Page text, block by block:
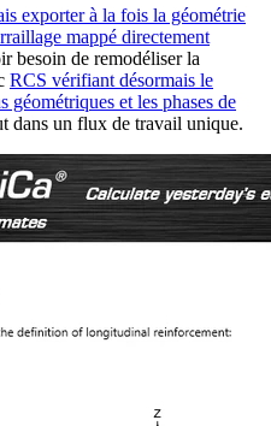
exporter à la fois la géométrie
mappé directement
besoin de remodéliser la
RCS vérifiant désormais le
géométriques et les phases de
dans un flux de travail unique.